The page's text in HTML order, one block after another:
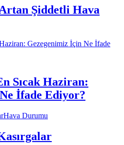
Şiddetli Hava
Sıcak Haziran:
İfade Ediyor?
Hava Durumu